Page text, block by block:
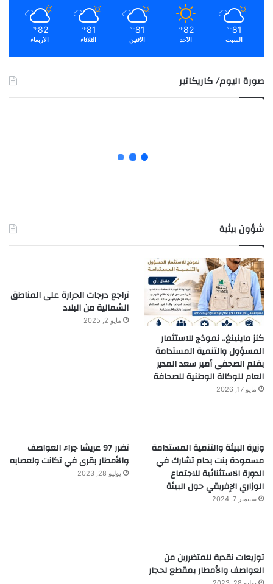
81
℉
السبت
82
℉
الأحد
81
℉
الأثنين
81
℉
الثلاثاء
82
℉
الأربعاء
صورة اليوم/ كاريكاتير
شؤون بيئية
كنز ماينينغ.. نموذج للاستثمار
المسؤول والتنمية المستدامة
بقلم الصحفي أمير سعد المدير
العام للوكالة الوطنية للصحافة
مايو 17, 2026
تراجع درجات الحرارة على المناطق
الشمالية من البلاد
مايو 2, 2025
وزيرة البيئة والتنمية المستدامة
مسعودة بنت بحام تشارك في
الدورة الاستثنائية للاجتماع
الوزاري الإفريقي حول البيئة
سبتمبر 7, 2024
تضرر 97 عريشا جراء العواصف
والأمطار بقرى في تكانت ولعصابه
يوليو 28, 2023
توزيعات نقدية للمتضررين من
العواصف والأمطار بمقطع لحجار